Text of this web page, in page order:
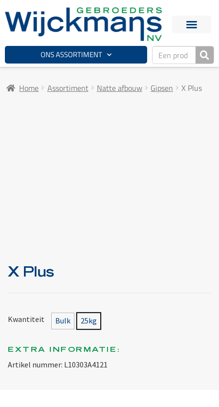
ONS ASSORTIMENT
Home Assortiment Natte afbouw Gipsen X Plus
X Plus
Kwantiteit Bulk 25kg
EXTRA INFORMATIE:
Artikel nummer: L10303A4121